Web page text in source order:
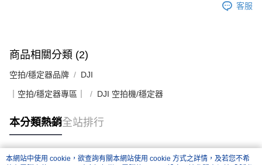
客服
商品相關分類 (2)
空拍/穩定器品牌 DJI
｜空拍/穩定器專區｜ DJI 空拍機/穩定器
本分類熱銷全站排行
本網站中使用 cookie，欲查詢有關本網站使用 cookie 方式之詳情，及若您不希